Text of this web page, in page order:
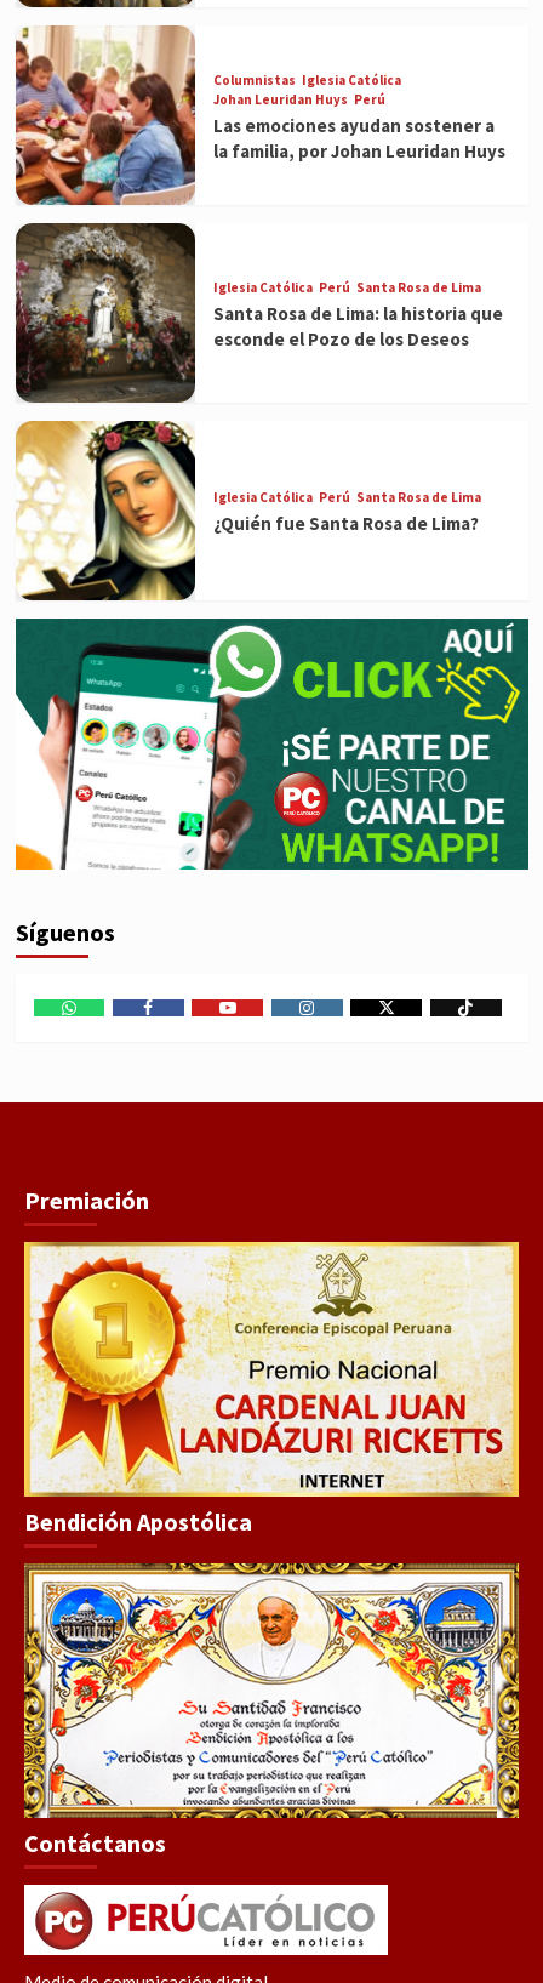
Columnistas Iglesia Católica
Johan Leuridan Huys Perú
Las emociones ayudan sostener a
la familia, por Johan Leuridan Huys
Iglesia Católica Perú Santa Rosa de Lima
Santa Rosa de Lima: la historia que
esconde el Pozo de los Deseos
Iglesia Católica Perú Santa Rosa de Lima
¿Quién fue Santa Rosa de Lima?
Síguenos
Premiación
Bendición Apostólica
Contáctanos